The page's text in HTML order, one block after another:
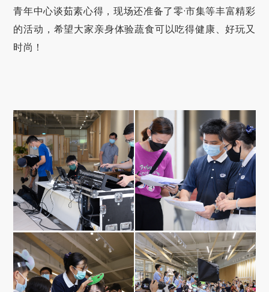
青年中心谈茹素心得，现场还准备了零·市集等丰富精彩
的活动，希望大家亲身体验蔬食可以吃得健康、好玩又
时尚！